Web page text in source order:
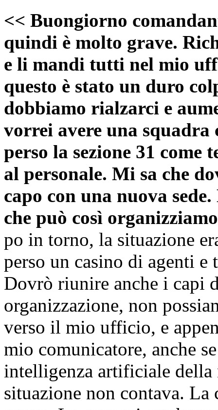
<< Buongiorno
quindi è molto grave.
e li mandi tutti nel mio
questo è stato un duro
dobbiamo rialzarci e
vorrei avere una squadra
perso la sezione 31 come
al personale. Mi sa che
capo con una nuova
che può così
po in torno, la situazione
perso un casino di agenti e
Dovrò riunire anche i capi
organizzazione, non
verso il mio ufficio, e
mio comunicatore, anche
intelligenza artificiale della
situazione non contava.